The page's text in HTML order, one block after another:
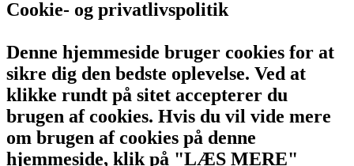
Cookie- og privatlivspolitik
Denne hjemmeside bruger cookies for at
sikre dig den bedste oplevelse. Ved at
klikke rundt på sitet accepterer du
brugen af cookies. Hvis du vil vide mere
om brugen af cookies på denne
hjemmeside, klik på "LÆS MERE"